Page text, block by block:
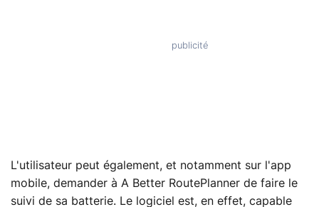
L'utilisateur peut également, et notamment sur l'app
mobile, demander à A Better RoutePlanner de faire le
suivi de sa batterie. Le logiciel est, en effet, capable